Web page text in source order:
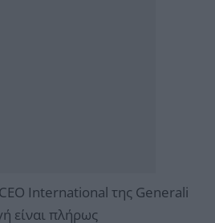
CEO International της Generali
είναι πλήρως